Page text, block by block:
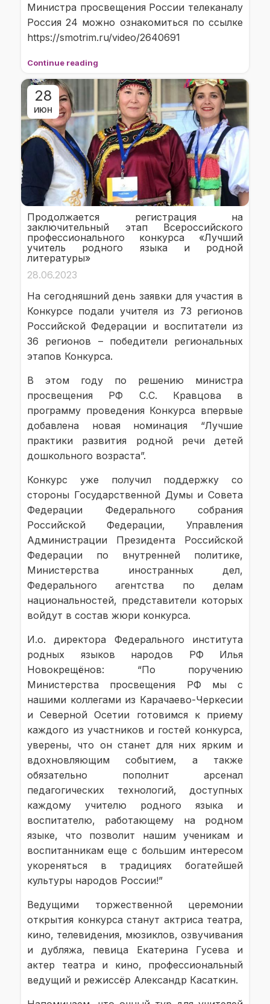
Министра просвещения России телеканалу
Россия 24 можно ознакомиться по ссылке
https://smotrim.ru/video/2640691
Continue reading
28
ИЮН
Продолжается регистрация на
заключительный этап Всероссийского
профессионального конкурса «Лучший
учитель родного языка и родной
литературы»
28.06.2023
На сегодняшний день заявки для участия в
Конкурсе подали учителя из 73 регионов
Российской Федерации и воспитатели из
36 регионов – победители региональных
этапов Конкурса.
В этом году по решению министра
просвещения РФ С.С. Кравцова в
программу проведения Конкурса впервые
добавлена новая номинация “Лучшие
практики развития родной речи детей
дошкольного возраста”.
Конкурс уже получил поддержку со
стороны Государственной Думы и Совета
Федерации Федерального собрания
Российской Федерации, Управления
Администрации Президента Российской
Федерации по внутренней политике,
Министерства иностранных дел,
Федерального агентства по делам
национальностей, представители которых
войдут в состав жюри конкурса.
И.о. директора Федерального института
родных языков народов РФ Илья
Новокрещёнов: “По поручению
Министерства просвещения РФ мы с
нашими коллегами из Карачаево-Черкесии
и Северной Осетии готовимся к приему
каждого из участников и гостей конкурса,
уверены, что он станет для них ярким и
вдохновляющим событием, а также
обязательно пополнит арсенал
педагогических технологий, доступных
каждому учителю родного языка и
воспитателю, работающему на родном
языке, что позволит нашим ученикам и
воспитанникам еще с большим интересом
укореняться в традициях богатейшей
культуры народов России!”
Ведущими торжественной церемонии
открытия конкурса станут актриса театра,
кино, телевидения, мюзиклов, озвучивания
и дубляжа, певица Екатерина Гусева и
актер театра и кино, профессиональный
ведущий и режиссёр Александр Касаткин.